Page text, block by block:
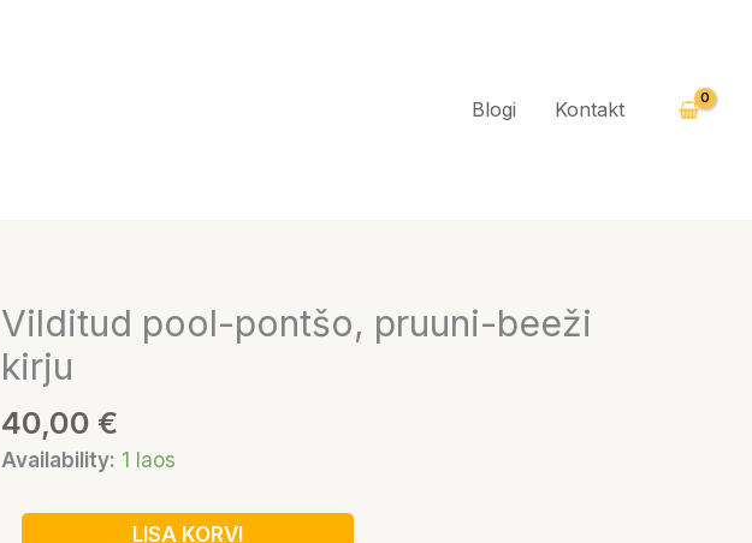
Blogi Kontakt
Vilditud pool-pontšo, pruuni-beeži
kirju
40,00 €
Availability: 1 laos
Vilditud
pool-
pontšo,
pruuni-
beeži
kogus
LISA KORVI